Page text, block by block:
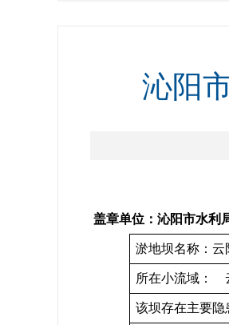
沁阳
盖章单位： 沁阳市水利
淤地坝名称：云
所在小流域
该坝存在主要隐